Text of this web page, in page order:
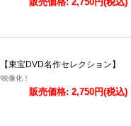
東宝DVD名作セレクション】
像化！
販売価格: 2,750円(税込)